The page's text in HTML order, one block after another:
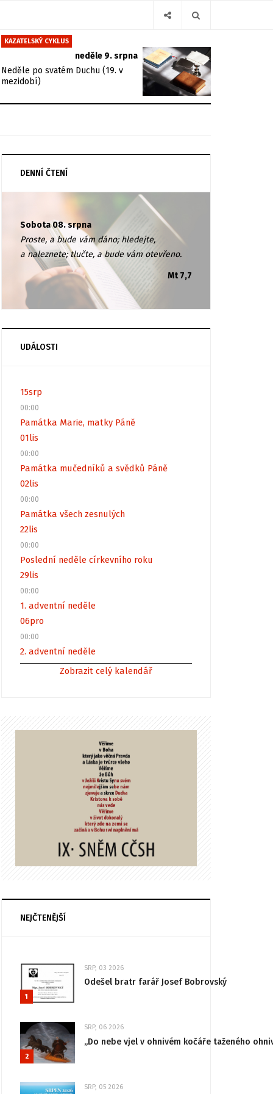
KAZATELSKÝ CYKLUS
neděle 9. srpna
Neděle po svatém Duchu (19. v
mezidobí)
DENNÍ ČTENÍ
Sobota 08. srpna
Proste, a bude vám dáno; hledejte,
a naleznete; tlučte, a bude vám otevřeno.
Mt 7,7
UDÁLOSTI
15srp
00:00
Památka Marie, matky Páně
01lis
00:00
Památka mučedníků a svědků Páně
02lis
00:00
Památka všech zesnulých
22lis
00:00
Poslední neděle církevního roku
29lis
00:00
1. adventní neděle
06pro
00:00
2. adventní neděle
Zobrazit celý kalendář
NEJČTENĚJŠÍ
1
SRP, 03 2026
Odešel bratr farář Josef Bobrovský
2
SRP, 06 2026
„Do nebe vjel v ohnivém kočáře taženého
SRP, 05 2026